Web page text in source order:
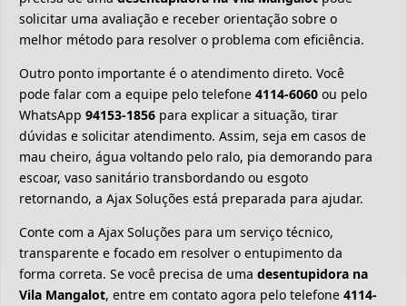
solicitar uma avaliação e receber orientação sobre o
melhor método para resolver o problema com eficiência.
Outro ponto importante é o atendimento direto. Você
pode falar com a equipe pelo telefone 4114-6060 ou pelo
WhatsApp 94153-1856 para explicar a situação, tirar
dúvidas e solicitar atendimento. Assim, seja em casos de
mau cheiro, água voltando pelo ralo, pia demorando para
escoar, vaso sanitário transbordando ou esgoto
retornando, a Ajax Soluções está preparada para ajudar.
Conte com a Ajax Soluções para um serviço técnico,
transparente e focado em resolver o entupimento da
forma correta. Se você precisa de uma desentupidora na
Vila Mangalot, entre em contato agora pelo telefone 4114-